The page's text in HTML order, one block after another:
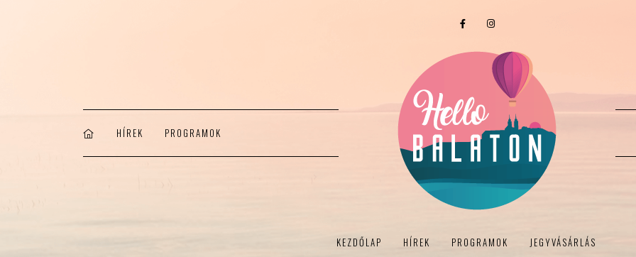
HÍREK PROGRAMOK
KEZDŐLAP HÍREK PROGRAMOK JEGYVÁSÁRLÁS